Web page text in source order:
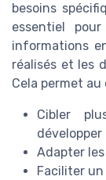
besoins
essentiel
informations
réalisés et les
Cela permet au
Cibler
développer
Adapter
Faciliter